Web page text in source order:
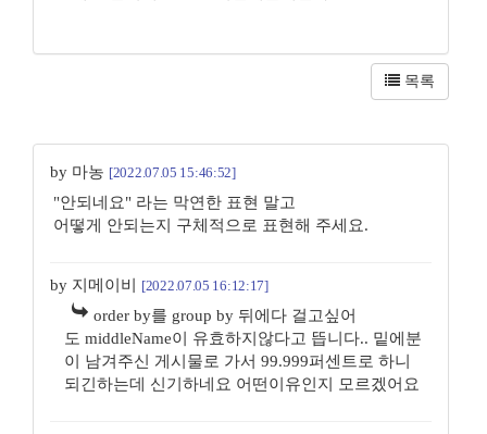
목록
by 마농 [2022.07.05 15:46:52]
"안되네요" 라는 막연한 표현 말고
어떻게 안되는지 구체적으로 표현해 주세요.
by 지메이비 [2022.07.05 16:12:17]
order by를 group by 뒤에다 걸고싶어
도 middleName이 유효하지않다고 뜹니다.. 밑에분
이 남겨주신 게시물로 가서 99.999퍼센트로 하니
되긴하는데 신기하네요 어떤이유인지 모르겠어요